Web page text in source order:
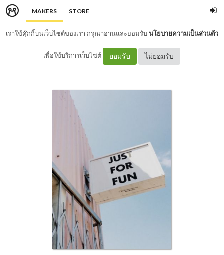
MAKERS STORE
เราใช้คุ๊กกี้บนเว็บไซต์ของเรา กรุณาอ่านและยอมรับนโยบายความเป็นส่วนตัว
เพื่อใช้บริการเว็บไซต์ ยอมรับ ไม่ยอมรับ